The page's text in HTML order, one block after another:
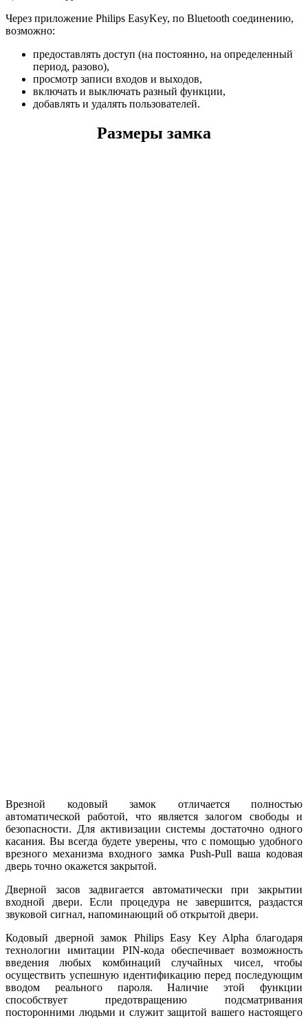
Через приложение Philips EasyKey, по Bluetooth соединению,
возможно:
предоставлять доступ (на постоянно, на определенный
период, разово),
просмотр записи входов и выходов,
включать и выключать разный функции,
добавлять и удалять пользователей.
Размеры замка
Врезной кодовый замок отличается полностью
автоматической работой, что является залогом свободы и
безопасности. Для активизации системы достаточно одного
касания. Вы всегда будете уверены, что с помощью удобного
врезного механизма входного замка Push-Pull ваша кодовая
дверь точно окажется закрытой.
Дверной засов задвигается автоматически при закрытии
входной двери. Если процедура не завершится, раздастся
звуковой сигнал, напоминающий об открытой двери.
Кодовый дверной замок Philips Easy Key Alpha благодаря
технологии имитации PIN-кода обеспечивает возможность
введения любых комбинаций случайных чисел, чтобы
осуществить успешную идентификацию перед последующим
вводом реального пароля. Наличие этой функции
способствует предотвращению подсматривания
посторонними людьми и служит защитой вашего настоящего